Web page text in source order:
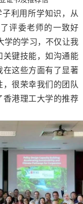
利用所学知识，从
评委老师的一致好
学的学习，不仅让我
关键技能，如沟通能
这些方面有了显著
很荣幸我们的团队
香港理工大学的推荐